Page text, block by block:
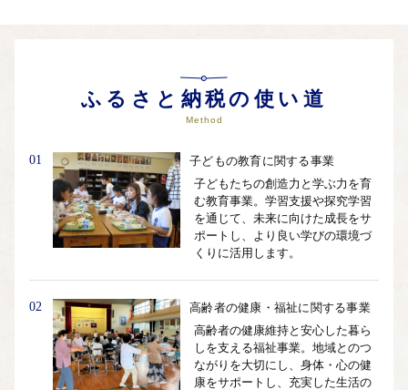
ふるさと納税の使い道
Method
01
子どもの教育に関する事業
子どもたちの創造力と学ぶ力を育
む教育事業。学習支援や探究学習
を通じて、未来に向けた成長をサ
ポートし、より良い学びの環境づ
くりに活用します。
02
高齢者の健康・福祉に関する事業
高齢者の健康維持と安心した暮ら
しを支える福祉事業。地域とのつ
ながりを大切にし、身体・心の健
康をサポートし、充実した生活の